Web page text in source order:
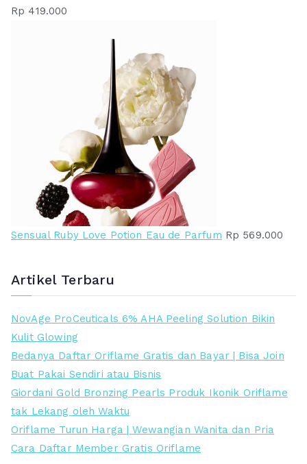
Rp 419.000
Sensual Ruby Love Potion Eau de Parfum Rp 569.000
Artikel Terbaru
NovAge ProCeuticals 6% AHA Peeling Solution Bikin
Kulit Glowing
Bedanya Daftar Oriflame Gratis dan Bayar | Bisa Join
Buat Pakai Sendiri atau Bisnis
Giordani Gold Bronzing Pearls Produk Ikonik Oriflame
tak Lekang oleh Waktu
Oriflame Turun Harga | Wewangian Wanita dan Pria
Cara Daftar Member Gratis Oriflame